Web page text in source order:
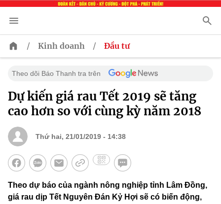
/ Kinh doanh / Đầu tư
Theo dõi Báo Thanh tra trên
Dự kiến giá rau Tết 2019 sẽ tăng
cao hơn so với cùng kỳ năm 2018
Thứ hai, 21/01/2019 - 14:38
Theo dự báo của ngành nông nghiệp tỉnh Lâm Đồng,
giá rau dịp Tết Nguyên Đán Kỷ Hợi sẽ có biến động,